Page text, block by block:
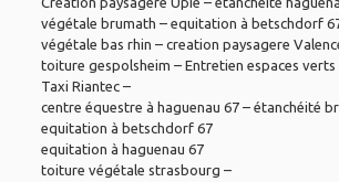
végétale brumath – equitation à betschdorf
végétale bas rhin – creation paysagere
toiture gespolsheim – Entretien espaces verts
Taxi Riantec–
centre équestre à haguenau 67– étanchéité
equitation à betschdorf 67
equitation à haguenau 67
toiture végétale strasbourg –